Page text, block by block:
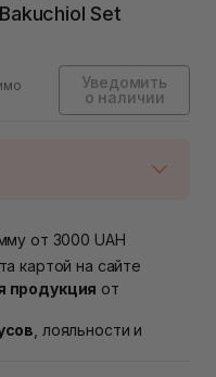
Set
Уведомить
о наличии
4
Подстригача,
36)
от 3000 UAH
картой на сайте
продукция от
, лояльности и